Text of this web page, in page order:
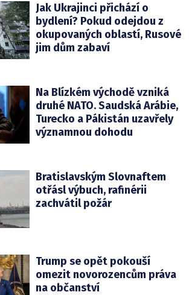
Jak Ukrajinci přichází o
bydlení? Pokud odejdou z
okupovaných oblastí, Rusové
jim dům zabaví
Na Blízkém východě vzniká
druhé NATO. Saudská Arábie,
Turecko a Pákistán uzavřely
významnou dohodu
Bratislavským Slovnaftem
otřásl výbuch, rafinérii
zachvátil požár
Trump se opět pokouší
omezit novorozencům práva
na občanství